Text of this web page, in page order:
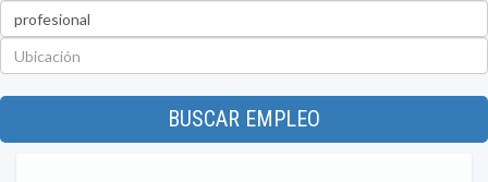
BUSCAR EMPLEO